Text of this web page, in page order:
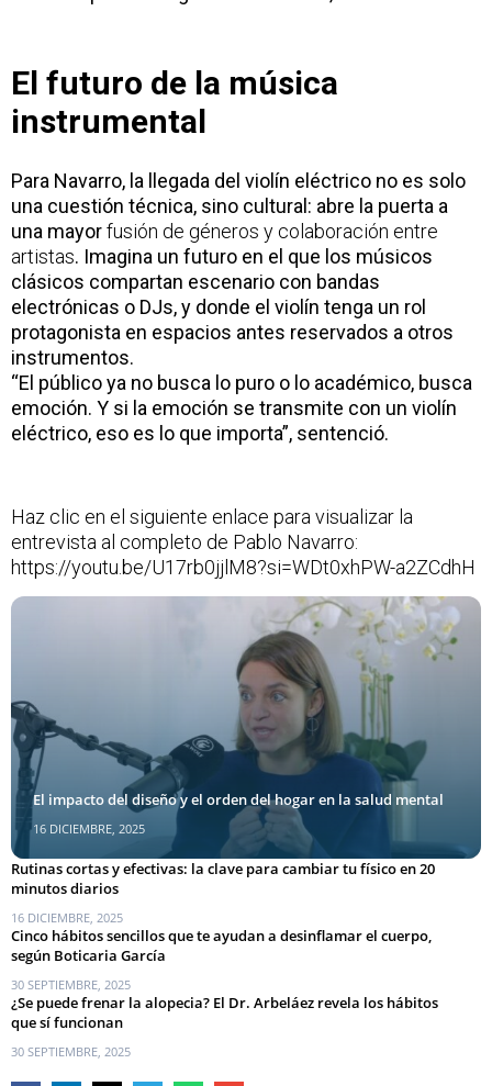
El futuro de la música
instrumental
Para Navarro, la llegada del violín eléctrico no es solo
una cuestión técnica, sino cultural: abre la puerta a
una mayorfusión de géneros y colaboración entre
artistas. Imagina un futuro en el que los músicos
clásicos compartan escenario con bandas
electrónicas o DJs, y donde el violín tenga un rol
protagonista en espacios antes reservados a otros
instrumentos.
“El público ya no busca lo puro o lo académico, busca
emoción. Y si la emoción se transmite con un violín
eléctrico, eso es lo que importa”, sentenció.
Haz clic en el siguiente enlace para visualizar la
entrevista al completo de Pablo Navarro:
https://youtu.be/U17rb0jjlM8?si=WDt0xhPW-a2ZCdhH
El impacto del diseño y el orden del hogar en la salud mental
16 DICIEMBRE, 2025
Rutinas cortas y efectivas: la clave para cambiar tu físico en 20
minutos diarios
16 DICIEMBRE, 2025
Cinco hábitos sencillos que te ayudan a desinflamar el cuerpo,
según Boticaria García
30 SEPTIEMBRE, 2025
¿Se puede frenar la alopecia? El Dr. Arbeláez revela los hábitos
que sí funcionan
30 SEPTIEMBRE, 2025